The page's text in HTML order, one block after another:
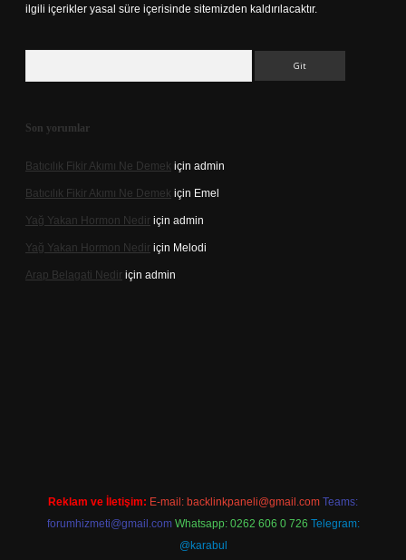
ilgili içerikler yasal süre içerisinde sitemizden kaldırılacaktır.
Son yorumlar
Batıcılık Fikir Akımı Ne Demek için admin
Batıcılık Fikir Akımı Ne Demek için Emel
Yağ Yakan Hormon Nedir için admin
Yağ Yakan Hormon Nedir için Melodi
Arap Belagati Nedir için admin
Reklam ve İletişim: E-mail: backlinkpaneli@gmail.com Teams:
forumhizmeti@gmail.com Whatsapp: 0262 606 0 726 Telegram:
@karabul